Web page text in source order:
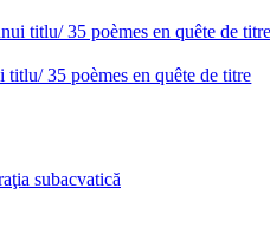
titlu/ 35 poèmes en quête de titre